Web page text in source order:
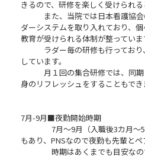
きるので、研修を楽しく受けられる
また、当院では日本看護協会
ダーシステムを取り入れており、
教育が受けられる体制が整っていま
ラダー毎の研修も行っており
しています。
月１回の集合研修では、同期
身のリフレッシュをすることもでき
7月-9月■夜勤開始時期
7月～9月（入職後3カ月～5カ
もあり、PNSなので夜勤も先輩とペ
時期はあくまでも目安なので